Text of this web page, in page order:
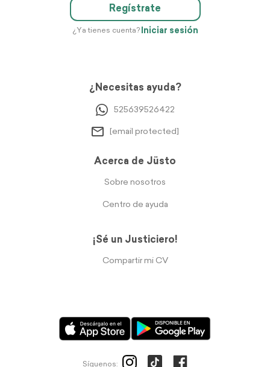
Regístrate
¿Ya tienes cuenta? Iniciar sesión
¿Necesitas ayuda?
525639526422
[email protected]
Acerca de Jüsto
Sobre nosotros
Centro de ayuda
¡Sé un Justiciero!
Compartir mi CV
Síguenos: